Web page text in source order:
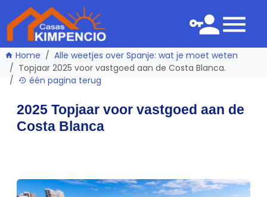
Home
Alle weetjes over Spanje: wat je moet weten
Topjaar 2025 voor vastgoed aan de Costa Blanca.
één pagina terug
2025 Topjaar voor vastgoed aan de
Costa Blanca